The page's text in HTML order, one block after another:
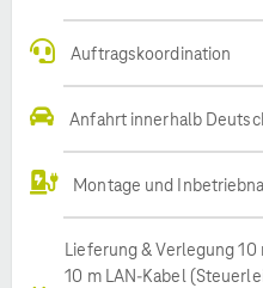
Auftragskoordination
Anfahrt innerhalb
Montage und
Lieferung & Verlegung 10
10 m LAN-Kabel